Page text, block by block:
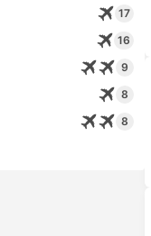
17
16
9
8
8